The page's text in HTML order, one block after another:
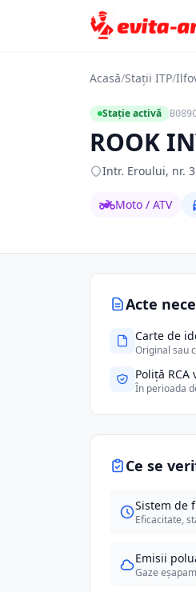
Acasă/Stații ITP/
Stație activă
ROOK
Intr. Eroului, nr.
Moto / ATV
Acte
Carte de
Original sau
Poliță RCA
În perioada
Ce se
Sistem de
Eficacitate,
Emisii
Gaze